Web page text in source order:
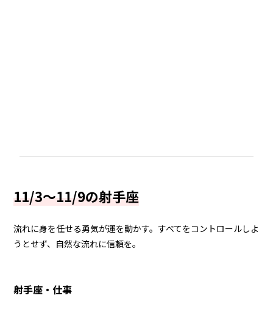
11/3～11/9の射手座
流れに身を任せる勇気が運を動かす。すべてをコントロールしよ
うとせず、自然な流れに信頼を。
射手座・仕事